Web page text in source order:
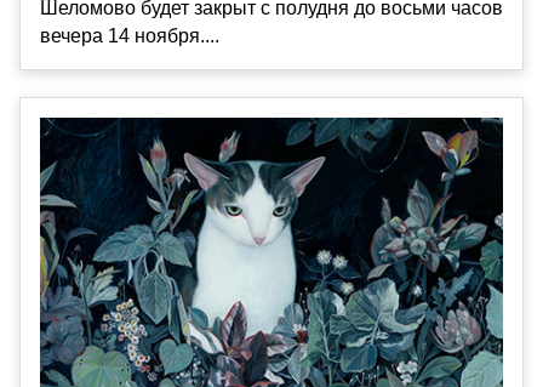
Шеломово будет закрыт с полудня до восьми часов
вечера 14 ноября....